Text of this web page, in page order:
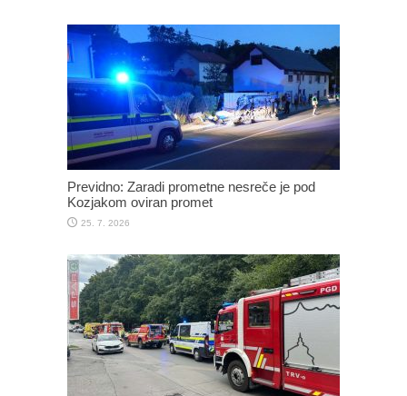
Previdno: Zaradi prometne nesreče je pod
Kozjakom oviran promet
25. 7. 2026